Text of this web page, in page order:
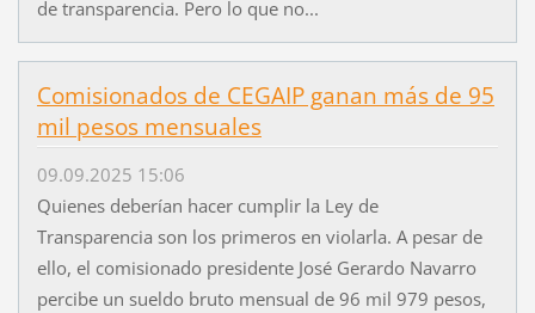
de transparencia. Pero lo que no...
Comisionados de CEGAIP ganan más de 95
mil pesos mensuales
09.09.2025 15:06
Quienes deberían hacer cumplir la Ley de
Transparencia son los primeros en violarla. A pesar de
ello, el comisionado presidente José Gerardo Navarro
percibe un sueldo bruto mensual de 96 mil 979 pesos,